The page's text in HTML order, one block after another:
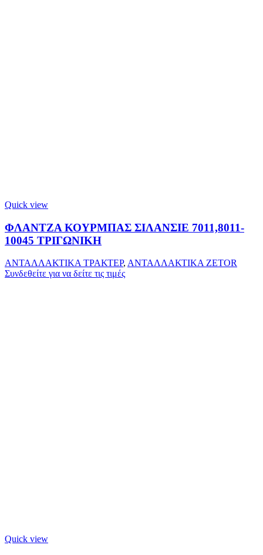
Quick view
ΦΛΑΝΤΖΑ ΚΟΥΡΜΠΑΣ ΣΙΛΑΝΣΙΕ 7011,8011-
10045 ΤΡΙΓΩΝΙΚΗ
ΑΝΤΑΛΛΑΚΤΙΚΑ ΤΡΑΚΤΕΡ, ΑΝΤΑΛΛΑΚΤΙΚΑ ZETOR
Συνδεθείτε για να δείτε τις τιμές
Quick view